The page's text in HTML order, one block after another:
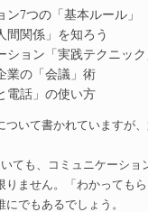
7つの「基本ルール」
間関係」を知ろう
ション「実践テクニッ
業の「会議」術
電話」の使い方
いて書かれていますが
ても、コミュニケーショ
ません。「わかっても
でもあるでしょう。